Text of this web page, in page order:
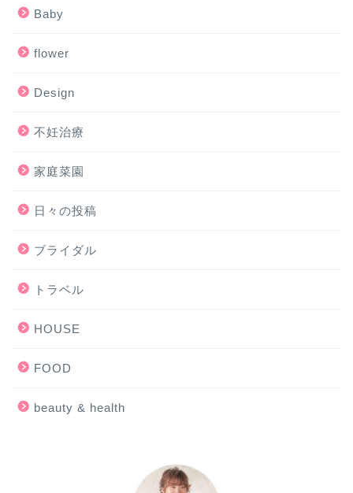
Baby
flower
Design
不妊治療
家庭菜園
日々の投稿
ブライダル
トラベル
HOUSE
FOOD
beauty & health